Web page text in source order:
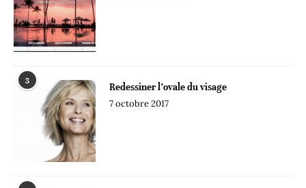
3
Redessiner l’ovale du visage
7 octobre 2017